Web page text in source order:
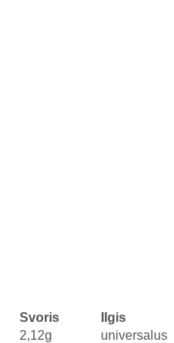
Svoris
2,12g
Ilgis
universalus